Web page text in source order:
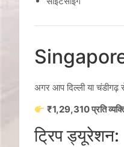
अगर आप दिल्ली या चंडीगढ़
₹1,29,310 प्रति
ट्रिप ड्यूरेशन: